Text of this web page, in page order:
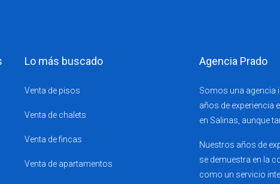
Lo más buscado
Venta de pisos
Venta de chalets
Venta de fincas
Venta de apartamentos
Agencia Prado
Somos una agencia
años de experiencia
en Salinas, aunque
Nuestros años de
se demuestra en la
como un servicio